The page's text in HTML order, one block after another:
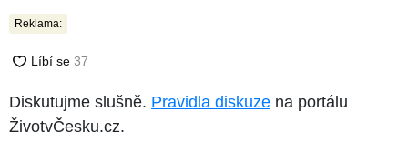
Reklama:
Diskutujme slušně. Pravidla diskuze na portálu
ŽivotvČesku.cz.